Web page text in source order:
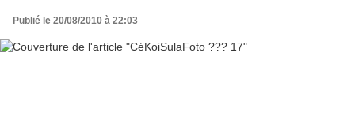
Publié le 20/08/2010 à 22:03